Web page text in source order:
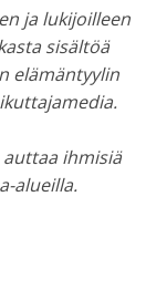
ja lukijoilleen
sisältöä
elämäntyylin
ihmisiä
alueilla.